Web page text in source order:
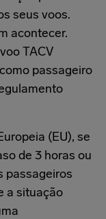
seus voos.
acontecer.
TACV
passageiro
(EU), se
de 3 horas ou
passageiros
a situação